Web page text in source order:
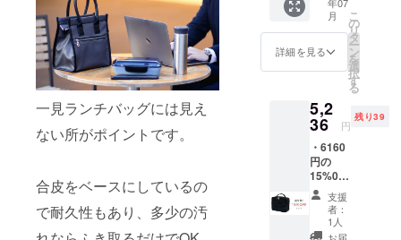
一見ランチバッグには見え
ない所がポイントです。
合皮をベースにしているの
で耐久性もあり、多少の汚
タート
を予定
りま
す。
ざいま
す。 ※
革はそ
の時の
が異な
る為、
が変わ
りま
す。
※2023
年7月中
旬よ
想定以
上の受
注を頂
いた場
る場合
がござ
いま
す。 ※
モニ
ター上
の色合
いと実
際の革
色が異
5000 ＋
送料600
=
5600（
6160）
(税込)】
型
(4041)×
1点
(ダーク
ネイ
ビー/60
22) ※仕
様、デ
ザイン
等、変
月
詳細を見る
こ
の
リ
タ
ー
ン
を
選
択
す
る
5,2
36 円
残り39
・6160
円の
15%0F
F →
5236円
（税
込）で
支援
者：
1人
お届